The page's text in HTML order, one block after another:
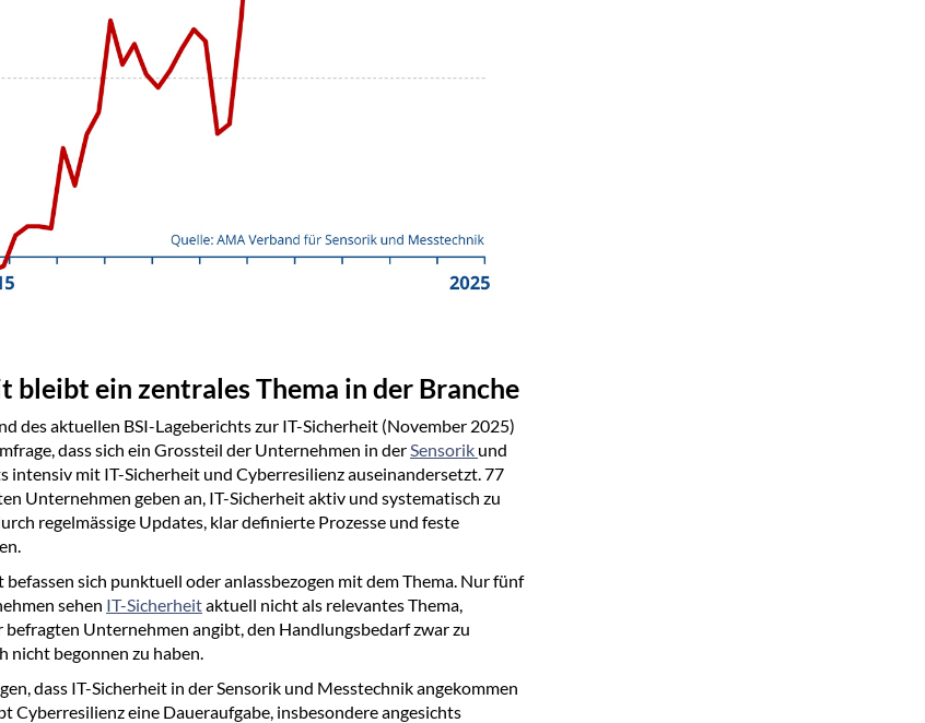
bleibt ein zentrales Thema in der Branche
des aktuellen BSI-Lageberichts zur IT-Sicherheit (November 2025)
dass sich ein Grossteil der Unternehmen in der Sensorik und
intensiv mit IT-Sicherheit und Cyberresilienz auseinandersetzt. 77
Unternehmen geben an, IT-Sicherheit aktiv und systematisch zu
regelmässige Updates, klar definierte Prozesse und feste
sich punktuell oder anlassbezogen mit dem Thema. Nur fünf
sehen IT-Sicherheitaktuell nicht als relevantes Thema,
befragten Unternehmen angibt, den Handlungsbedarf zwar zu
nicht begonnen zu haben.
dass IT-Sicherheit in der Sensorik und Messtechnik angekommen
Cyberresilienz eine Daueraufgabe, insbesondere angesichts